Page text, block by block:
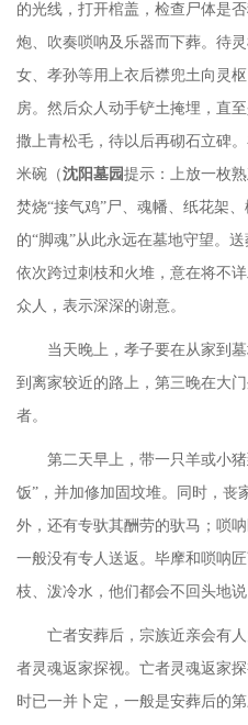
的光线，打开棺盖，检查尸体是
炮、吹奏唢呐及乐器而下葬。待
女、孝孙等用上衣后襟兜土向灵
房。然后众人动手铲土掩埋，直
撒上青松毛，待以后再砌石立碑
米碗（沈阳墓园提示： 上放一枚
焚烧“接气鸡”尸、魂幡、纸花架
的“脚魂”从此永远在墓地守望。
依次跨过刺枝和火堆，意在将不
众人，表示深深的谢意。
当天晚上，孝子要在从家到
到离家较近的路上，第三晚在大
者。
第二天早上，带一只羊或小
饭”，并加修加固坟堆。同时，丧
外，还有专驮其酬劳的驮马；唢
一般没有专人送返。毕摩和唢呐
枝、泼冷水，他们都会不回头地
亡者安葬后，宗族近亲会有
者灵魂返家探视。亡者灵魂返家
时已一并卜定，一般是安葬后的